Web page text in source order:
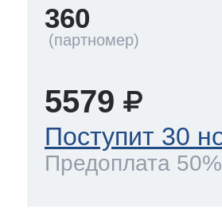
360
5579
Поступит 30
Предоплата 50%